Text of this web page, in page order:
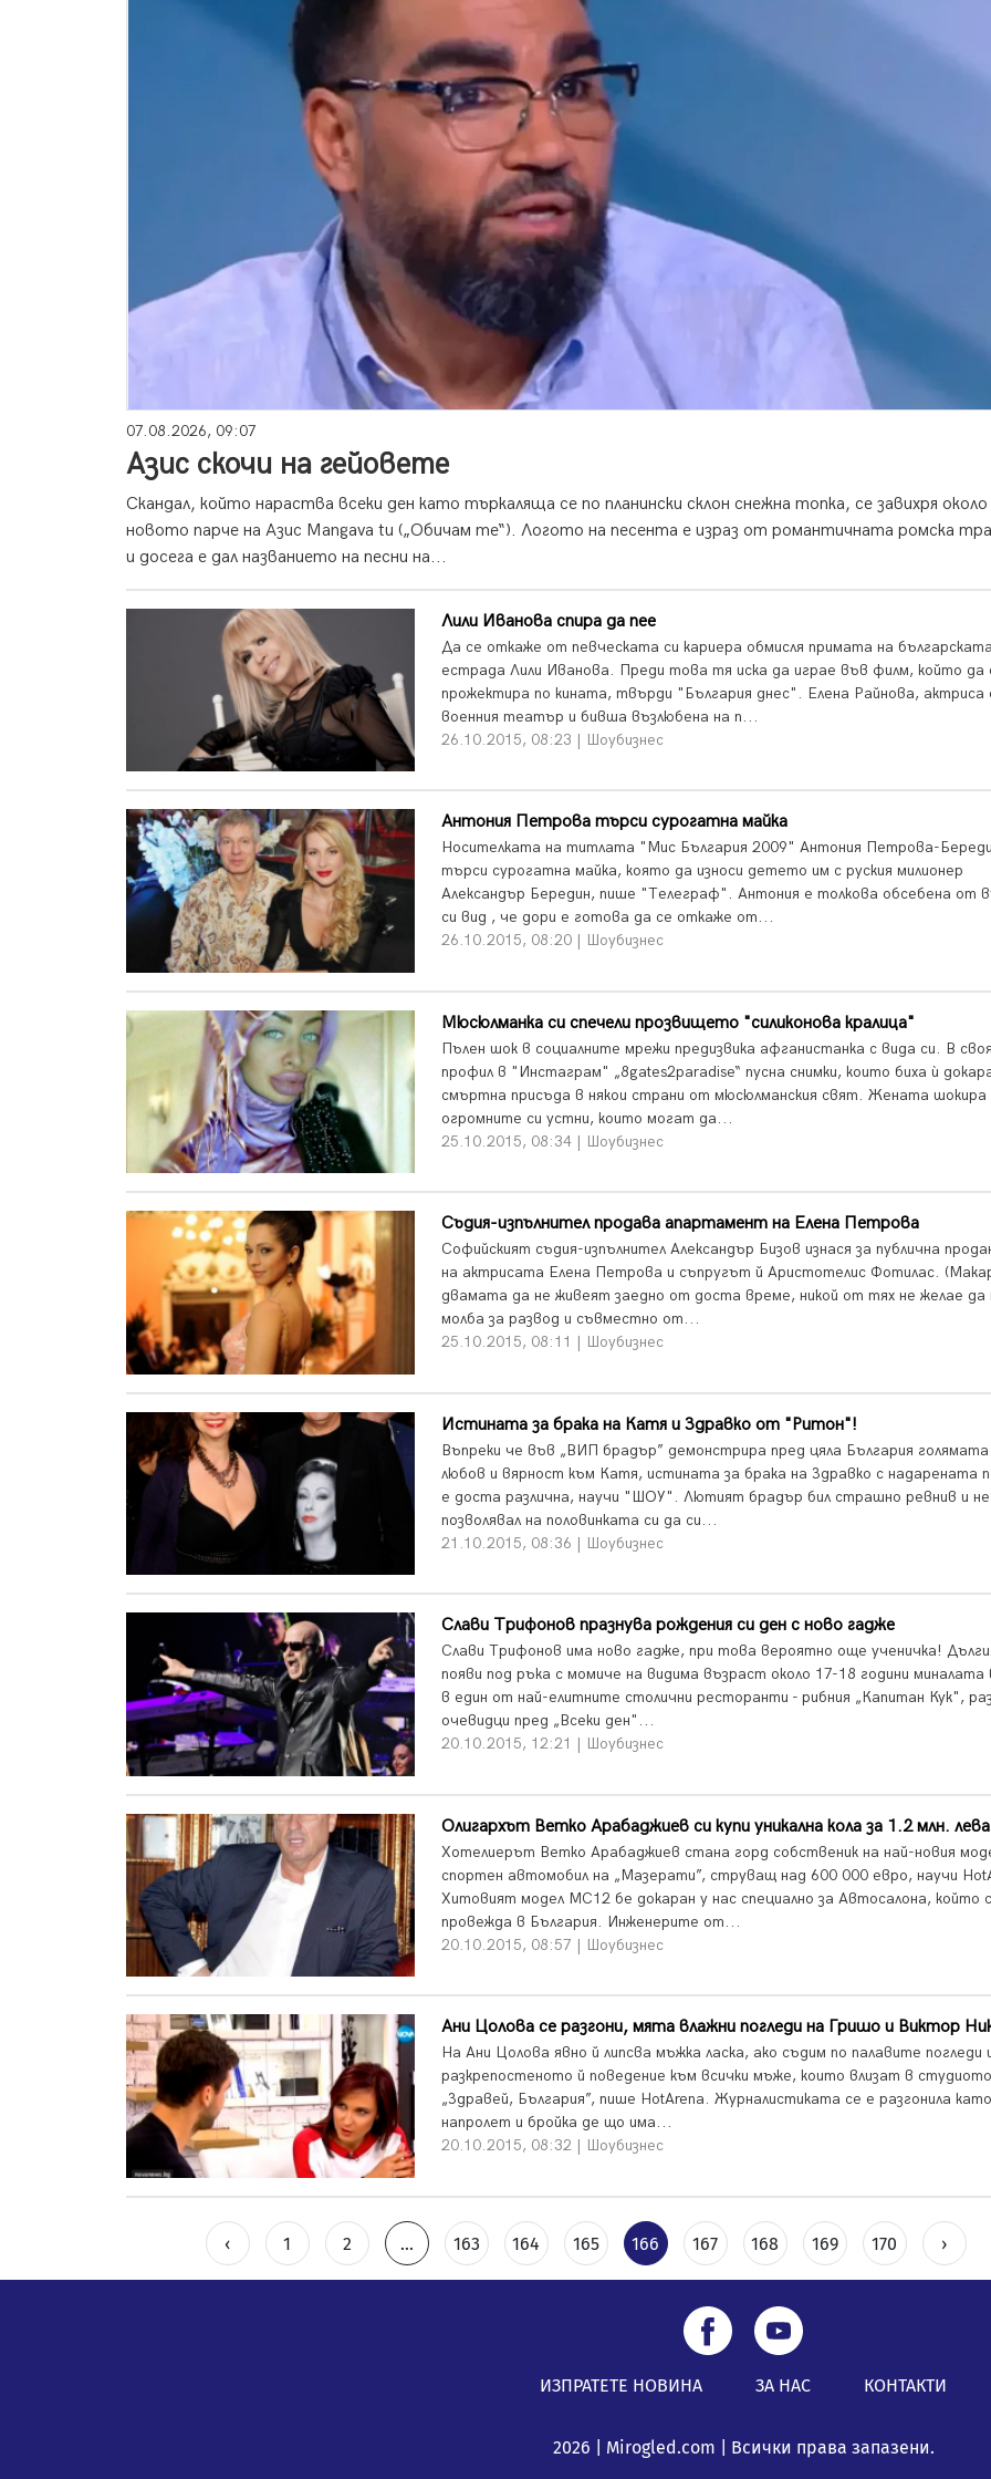
07.08.2026, 09:07
Азис скочи на гейовете
Скандал, който нараства всеки ден като търкаляща се по планински склон снежна топка, се завихря около
новото парче на Азис Mangava tu („Обичам те“). Логото на песента е израз от романтичната ромска
и досега е дал названието на песни на...
Лили Иванова спира да пее
Да се откаже от певческата си кариера обмисля примата на българската
естрада Лили Иванова. Преди това тя иска да играе във филм, който да
прожектира по кината, твърди "България днес". Елена Райнова, актриса
военния театър и бивша възлюбена на п...
26.10.2015, 08:23 | Шоубизнес
Антония Петрова търси сурогатна майка
Носителката на титлата "Мис България 2009" Антония Петрова-
търси сурогатна майка, която да износи детето им с руския милионер
Александър Бередин, пише "Телеграф". Антония е толкова обсебена от
си вид , че дори е готова да се откаже от...
26.10.2015, 08:20 | Шоубизнес
Мюсюлманка си спечели прозвището "силиконова кралица"
Пълен шок в социалните мрежи предизвика афганистанка с вида си. В своя
профил в "Инстаграм" „8gates2paradise“ пусна снимки, които биха ѝ
смъртна присъда в някои страни от мюсюлманския свят. Жената шокира
огромните си устни, които могат да...
25.10.2015, 08:34 | Шоубизнес
Съдия-изпълнител продава апартамент на Елена Петрова
Софийският съдия-изпълнител Александър Бизов изнася за публична
на актрисата Елена Петрова и съпругът й Аристотелис Фотилас.
двамата да не живеят заедно от доста време, никой от тях не желае да
молба за развод и съвместно от...
25.10.2015, 08:11 | Шоубизнес
Истината за брака на Катя и Здравко от "Ритон"!
Въпреки че във „ВИП брадър” демонстрира пред цяла България голямата
любов и вярност към Катя, истината за брака на Здравко с надарената
е доста различна, научи "ШОУ". Лютият брадър бил страшно ревнив и не
позволявал на половинката си да си...
21.10.2015, 08:36 | Шоубизнес
Слави Трифонов празнува рождения си ден с ново гадже
Слави Трифонов има ново гадже, при това вероятно още ученичка!
появи под ръка с момиче на видима възраст около 17-18 години миналата
в един от най-елитните столични ресторанти - рибния „Капитан Кук",
очевидци пред „Всеки ден"...
20.10.2015, 12:21 | Шоубизнес
Олигархът Ветко Арабаджиев си купи уникална кола за 1.2 млн.
Хотелиерът Ветко Арабаджиев стана горд собственик на най-новия
спортен автомобил на „Мазерати”, струващ над 600 000 евро, научи
Хитовият модел МС12 бе докаран у нас специално за Автосалона, който
провежда в България. Инженерите от...
20.10.2015, 08:57 | Шоубизнес
Ани Цолова се разгони, мята влажни погледи на Гришо и Виктор
На Ани Цолова явно й липсва мъжка ласка, ако съдим по палавите погледи
разкрепостеното й поведение към всички мъже, които влизат в
„Здравей, България”, пише HotArena. Журналистиката се е разгонила
напролет и бройка де що има...
20.10.2015, 08:32 | Шоубизнес
‹ 1 2 ... 163 164 165 166 167 168 169 170 ›
ИЗПРАТЕТЕ НОВИНА ЗА НАС КОНТАКТИ
2026 | Mirogled.com | Всички права запазени.